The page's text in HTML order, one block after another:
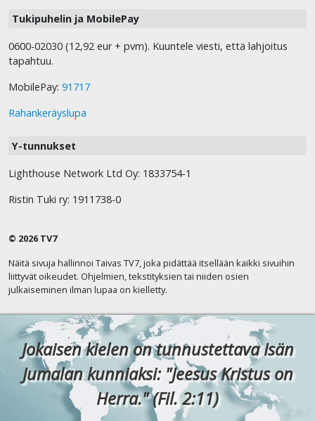
Tukipuhelin ja MobilePay
0600-02030 (12,92 eur + pvm). Kuuntele viesti, että lahjoitus
tapahtuu.
MobilePay: 91717
Rahankeräyslupa
Y-tunnukset
Lighthouse Network Ltd Oy: 1833754-1
Ristin Tuki ry: 1911738-0
© 2026 TV7
Näitä sivuja hallinnoi Taivas TV7, joka pidättää itsellään kaikki sivuihin
liittyvät oikeudet. Ohjelmien, tekstityksien tai niiden osien
julkaiseminen ilman lupaa on kielletty.
Jokaisen kielen on tunnustettava Isän
Jumalan kunniaksi: "Jeesus Kristus on
Herra." (Fil. 2:11)